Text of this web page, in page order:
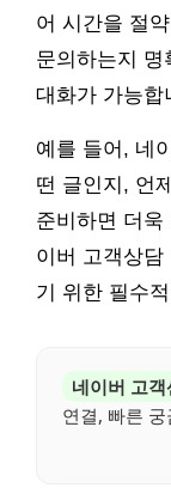
어 시간을 절
문의하는지 명
대화가 가능합
예를 들어, 네
떤 글인지, 언
준비하면 더욱
이버 고객상
기 위한 필수
네이버 고객
연결, 빠른